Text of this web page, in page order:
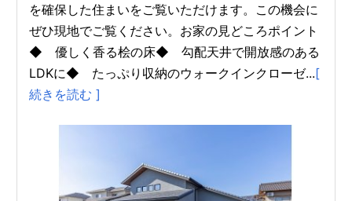
を確保した住まいをご覧いただけます。この機会に
ぜひ現地でご覧ください。お家の見どころポイント
◆ 優しく香る桧の床◆ 勾配天井で開放感のある
LDKに◆ たっぷり収納のウォークインクローゼ...[
続きを読む ]